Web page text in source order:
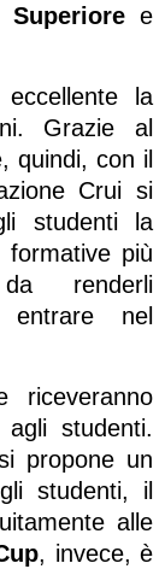
Superioree
la
Grazie al
quindi, con il
Crui si
studenti la
formative più
renderli
entrare nel
riceveranno
studenti.
propone un
studenti, il
alle
, invece, è